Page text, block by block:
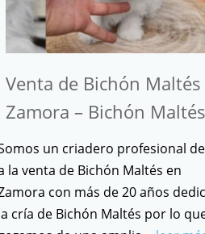
Venta de Bichón Maltés
Zamora – Bichón
un criadero profesional
la venta de Bichón Maltés en
con más de 20 años
cría de Bichón Maltés por lo